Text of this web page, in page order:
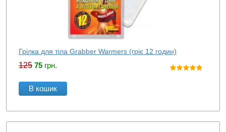
Грілка для тіла Grabber Warmers (гріє 12 годин)
125 75 грн.
В кошик